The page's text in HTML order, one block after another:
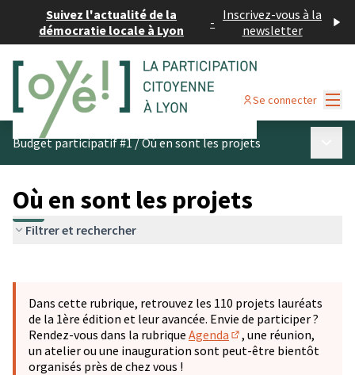
Suivez l'actualité de la
démocratie locale à Lyon
- Inscrivez-vous à la
newsletter
Se connecter
Budget participatif #1/Où en sont les projets
Où en sont les projets
Filtrer et rechercher
−
Dans cette rubrique, retrouvez les 110 projets lauréats
de la 1ère édition et leur avancée. Envie de participer ?
Rendez-vous dans la rubrique Agenda
(S'ouvre dans un
, une réunion,
un atelier ou une inauguration sont peut-être bientôt
organisés près de chez vous !